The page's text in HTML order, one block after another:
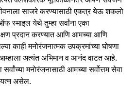
साजरे करण्यासाठी एकत्र येऊ शकलो
स्माइल येथे तुम्हा सर्वांना एका
प्रदान करण्यात आणि आमच्या आणि
काही मनोरंजनात्मक उपक्रमांच्या घोषणा
आम्हाला अत्यंत अभिमान व आनंद वाटत आहे.
मनोरंजनासाठी आमच्या सर्वोत्तम सेवा
असेल.